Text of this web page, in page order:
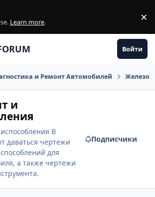
Learn more. ×
Войти
и Ремонт Автомобилей Железо
и
В
даваться чертежи
для
а также чертежи
Подписчики